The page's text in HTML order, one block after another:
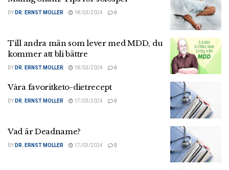
BY DR. ERNST MOLLER 18/03/2024 0
Till andra män som lever med MDD, du
kommer att bli bättre
BY DR. ERNST MOLLER 18/03/2024 0
Våra favoritketo-dietrecept
BY DR. ERNST MOLLER 17/03/2024 0
Vad är Deadname?
BY DR. ERNST MOLLER 17/03/2024 0